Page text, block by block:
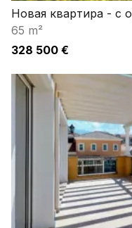
Новая квартира - с
65 m²
328 500 €